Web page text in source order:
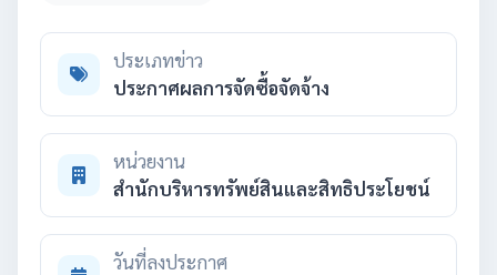
ประเภทข่าว
ประกาศผลการจัดซื้อจัดจ้าง
หน่วยงาน
สำนักบริหารทรัพย์สินและสิทธิประโยชน์
วันที่ลงประกาศ